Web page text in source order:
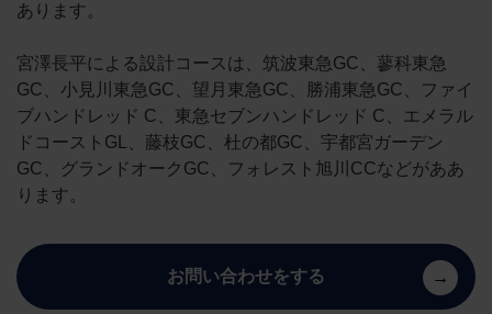
あります。
宮澤長平による設計コースは、筑波東急GC、蓼科東急
GC、小見川東急GC、望月東急GC、勝浦東急GC、ファイ
ブハンドレッド C、東急セブンハンドレッド C、エメラル
ドコーストGL、藤枝GC、杜の都GC、宇都宮ガーデン
GC、グランドオークGC、フォレスト旭川CCなどがああ
ります。
お問い合わせをする